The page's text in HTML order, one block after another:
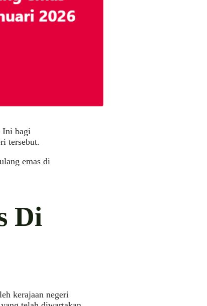
Ini bagi
tersebut.
emas di
Di
kerajaan negeri